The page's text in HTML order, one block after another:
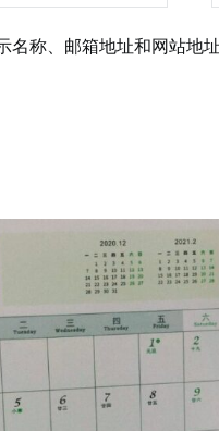
称、邮箱地址和网站地